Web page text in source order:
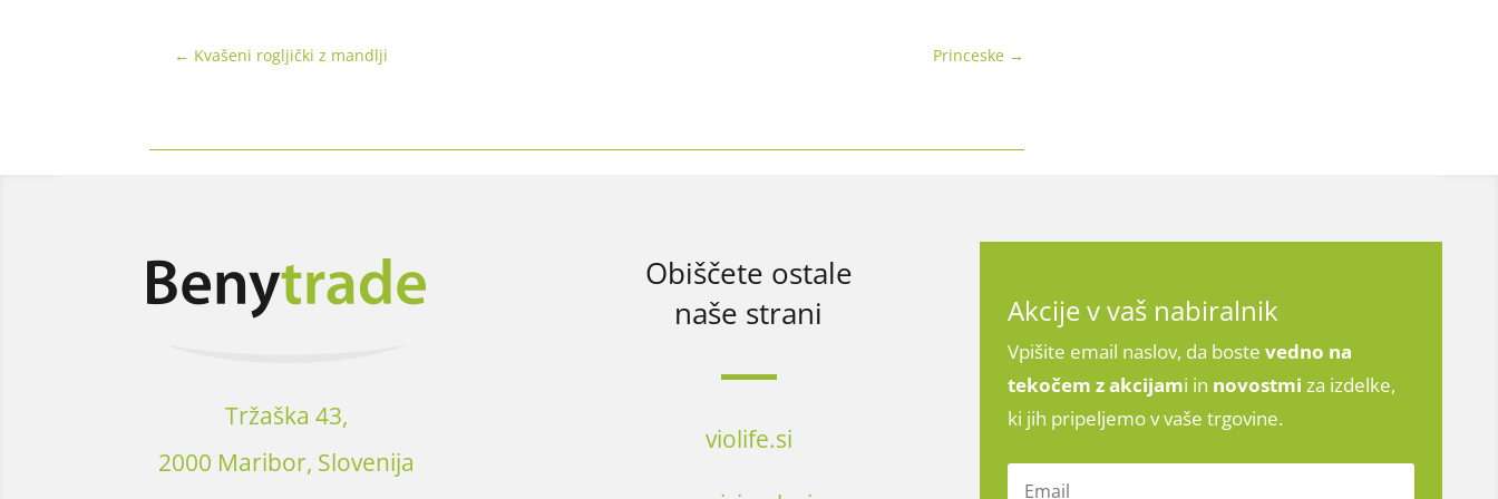
← Kvašeni rogljički z mandlji Princeske →
Tržaška 43,
2000 Maribor, Slovenija
Obiščete ostale
naše strani
violife.si
Akcije v vaš nabiralnik
Vpišite email naslov, da bostevedno na
tekočem zakcijami in novostmi za izdelke,
ki jih pripeljemo v vaše trgovine.